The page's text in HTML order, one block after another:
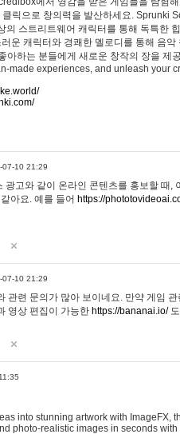
클릭으로 창의력을 발산하세요. Sprunki
의 스트리트웨어 캐릭터를 통해 독특한
운 캐릭터와 경쾌한 멜로디를 통해 음
아하는 분들에게 새로운 창작의 장을
made experiences, and unleash your
07-10 21:29
광고와 같이 온라인 콘텐츠를 홍보할 때,
아요. 예를 들어 https://
07-10 21:29
관련 문의가 많아 보이네요. 만약 게임
영상 편집이 가능한 https://bananai.io/도
into stunning artwork with ImageFX,
photo-realistic images in seconds